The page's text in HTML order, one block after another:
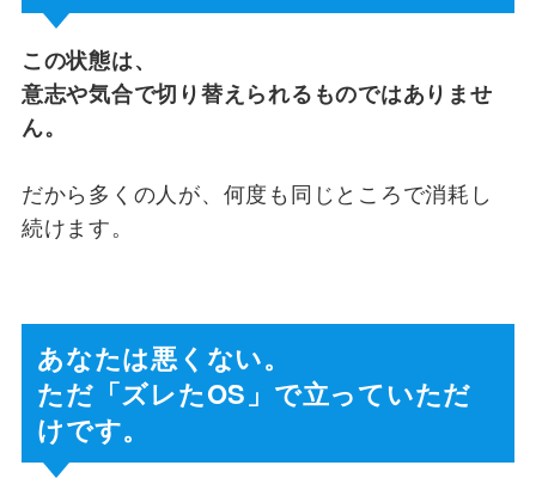
この状態は、
意志や気合で切り替えられるものではありませ
ん。
だから多くの人が、何度も同じところで消耗し
続けます。
あなたは悪くない。
ただ「ズレたOS」で立っていただ
けです。